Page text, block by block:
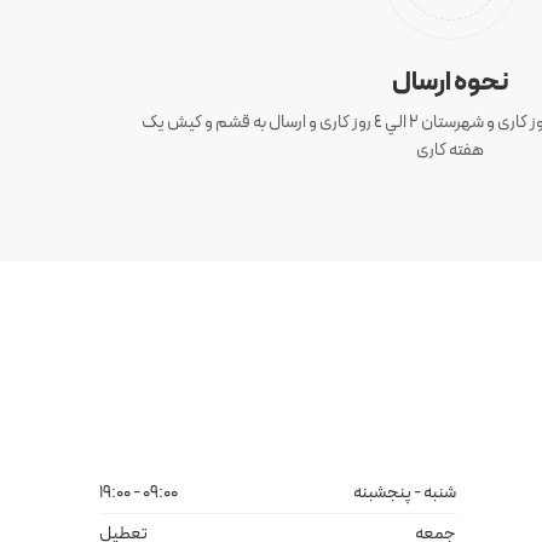
نحوه ارسال
ارسال سفارش های تهران 1 الی 3 روز کاری و شهرستان ٢ الي ٤ روز کاری و ارسال به قشم و کیش یک
هفته کاری
شنبه - پنجشبنه
09:00 - 19:00
جمعه
تعطیل